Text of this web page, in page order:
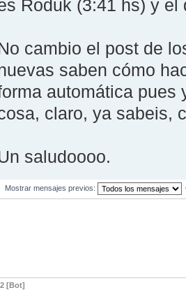
Roduk (3:41 hs) y
cambio el post de
saben cómo
automática pues
claro, ya sabeis,
saludoooo.
Mostrar mensajes previos:
[Bot]